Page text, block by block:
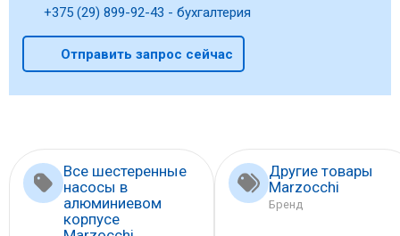
+375 (29) 899-92-43 - бухгалтерия
Отправить запрос сейчас
Все шестеренные
насосы в
алюминиевом
корпусе
Другие товары
Marzocchi
Бренд